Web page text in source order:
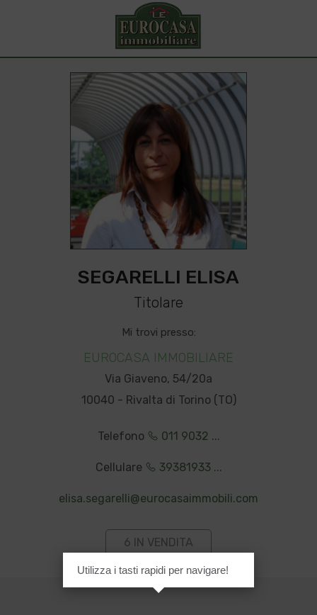
CASA
Per realizzare i
SEGARELLI ELISA
Titolare
Mi trovi presso:
EUROCASA IMMOBILIARE
Via Giaveno, 54/20a
10040 - Rivalta di Torino (TO)
Telefono 011 9032 ...
Cellulare 39381933 ...
elisa.segarelli@eurocasaimmobili.com
6 IN VENDITA
Utilizza i tasti rapidi per navigare!